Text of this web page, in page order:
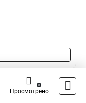
Просмотрено
0